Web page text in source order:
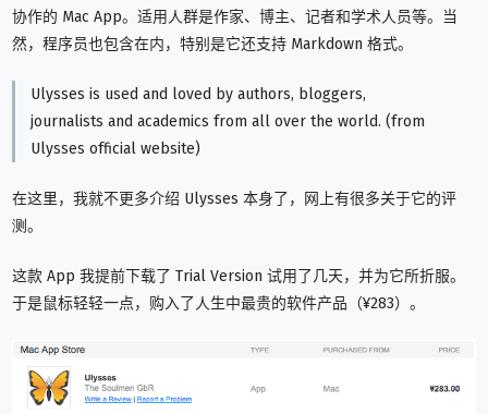
协作的 Mac App。适用人群是作家、博主、记者和学术人员等。当
然，程序员也包含在内，特别是它还支持 Markdown 格式。
Ulysses is used and loved by authors, bloggers,
journalists and academics from all over the world. (from
Ulysses official website)
在这里，我就不更多介绍 Ulysses 本身了，网上有很多关于它的评
测。
这款 App 我提前下载了 Trial Version 试用了几天，并为它所折服。
于是鼠标轻轻一点，购入了人生中最贵的软件产品（¥283）。